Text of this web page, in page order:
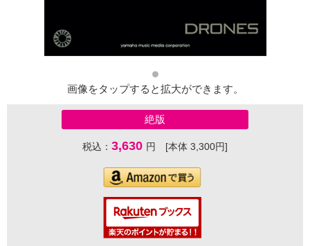
画像をタップすると拡大ができます。
絶版
税込： 3,630 円 [本体 3,300円]